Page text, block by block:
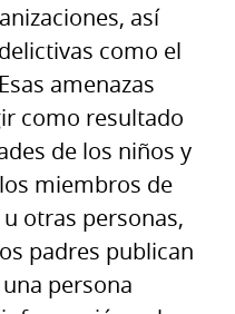
así
como el
amenazas
como resultado
de los niños y
miembros de
otras personas,
padres publican
persona